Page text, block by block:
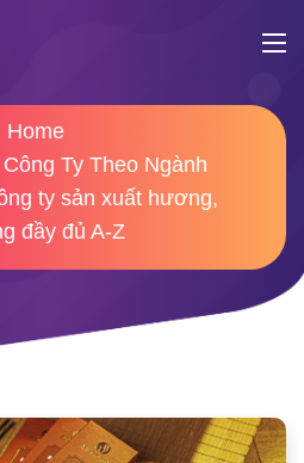
Home
Ty Theo Ngành
ty sản xuất hương,
đầy đủ A-Z